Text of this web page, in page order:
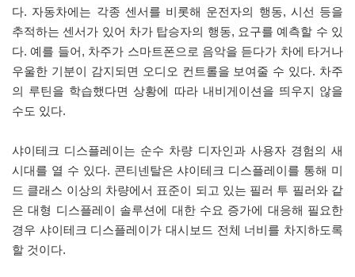
다. 자동차에는 각종 센서를 비롯해 운전자의 행동, 시선 등을
추적하는 센서가 있어 차가 탑승자의 행동, 요구를 예측할 수 있
다. 예를 들어, 차주가 스마트폰으로 음악을 듣다가 차에 타거나
우울한 기분이 감지되면 오디오 컨트롤을 보여줄 수 있다. 차주
의 루틴을 학습했다면 상황에 따라 내비게이션을 띄우지 않을
수도 있다.
샤이테크 디스플레이는 순수 차량 디자인과 사용자 경험의 새
시대를 열 수 있다. 콘티넨탈은 샤이테크 디스플레이를 통해 미
드 클래스 이상의 차량에서 표준이 되고 있는 필러 투 필러와 같
은 대형 디스플레이 솔루션에 대한 수요 증가에 대응해 필요한
경우 샤이테크 디스플레이가 대시보드 전체 너비를 차지하도록
할 것이다.